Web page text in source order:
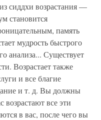
сиддхи возрастания —
становится
память
мудрость быстрого
анализа... Существует
Возрастает также
и все благие
и т. д. Вы должны
возрастают все эти
в вас, после чего вы